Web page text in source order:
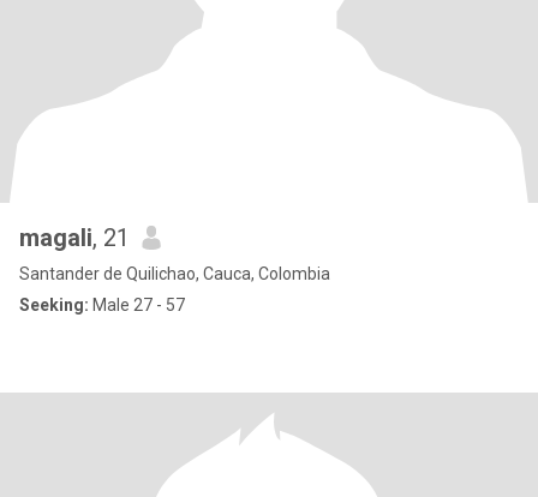
magali, 21
Santander de Quilichao, Cauca, Colombia
Seeking: Male 27 - 57